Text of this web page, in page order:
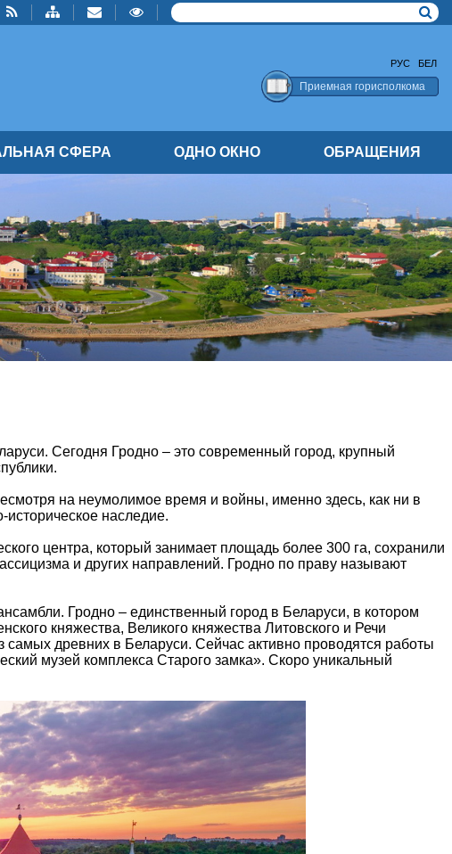
РУС БЕЛ
Приемная горисполкома
СФЕРА ОДНО ОКНО ОБРАЩЕНИЯ
Сегодня Гродно – это современный город, крупный
на неумолимое время и войны, именно здесь, как ни в
историческое наследие.
центра, который занимает площадь более 300 га, сохранили
и других направлений. Гродно по праву называют
Гродно – единственный город в Беларуси, в котором
княжества, Великого княжества Литовского и Речи
древних в Беларуси. Сейчас активно проводятся работы
музей комплекса Старого замка». Скоро уникальный